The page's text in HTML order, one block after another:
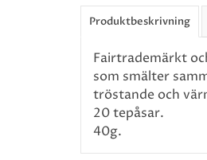
Produktbeskrivning
Fairtrademärkt
som smälter
tröstande och
20 tepåsar.
40g.